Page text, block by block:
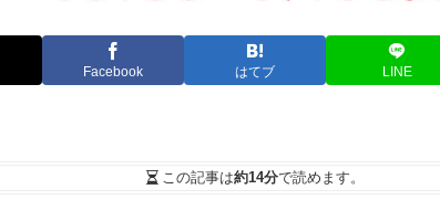
Facebook はてブ LINE
この記事は約14分で読めます。